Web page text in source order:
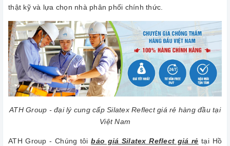
thật kỹ và lựa chọn nhà phân phối chính thức.
ATH Group - đại lý cung cấp Silatex Reflect giá rẻ hàng đầu tại
Việt Nam
ATH Group - Chúng tôibáo giá Silatex Reflect giá rẻ tại Hồ